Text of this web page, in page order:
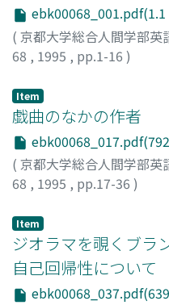
ebk00068_001.pdf(1.1
( 京都大学総合人間学部英
68 , 1995 , pp.1-16 )
Item
戯曲のなかの作者
( 京都大学総合人間学部英
68 , 1995 , pp.17-36 )
Item
ジオラマを覗くブラ
自己回帰性について